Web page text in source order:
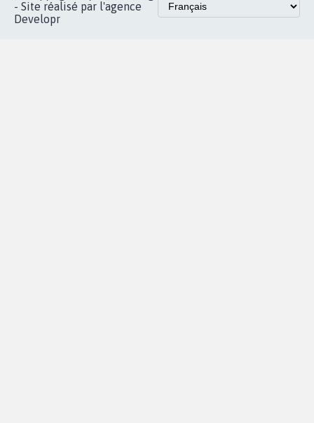
- Site réalisé par l'agence
Developr